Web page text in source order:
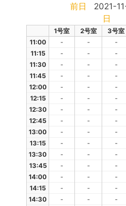
前日 2021-
日
1号室 2号室 3号室
11:00
- - -
11:15
- - -
11:30
- - -
11:45
- - -
12:00
- - -
12:15
- - -
12:30
- - -
12:45
- - -
13:00
- - -
13:15
- - -
13:30
- - -
13:45
- - -
14:00
- - -
14:15
- - -
14:30
- - -